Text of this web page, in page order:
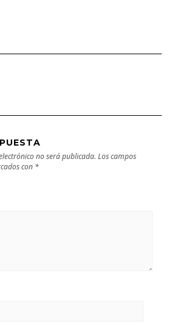
no será publicada. Los campos
con *